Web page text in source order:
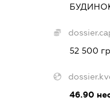
52 500
46.90